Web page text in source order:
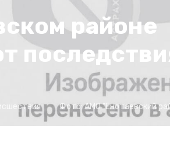
районе
Фото:АМО "Енотаевский